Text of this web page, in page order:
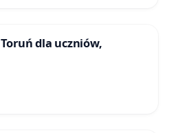
dla uczniów,